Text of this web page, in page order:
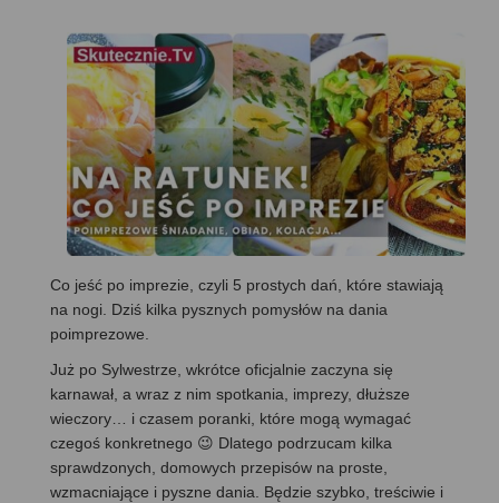
Co jeść po imprezie, czyli 5 prostych dań, które stawiają
na nogi. Dziś kilka pysznych pomysłów na dania
poimprezowe.
Już po Sylwestrze, wkrótce oficjalnie zaczyna się
karnawał, a wraz z nim spotkania, imprezy, dłuższe
wieczory… i czasem poranki, które mogą wymagać
czegoś konkretnego 😉 Dlatego podrzucam kilka
sprawdzonych, domowych przepisów na proste,
wzmacniające i pyszne dania. Będzie szybko, treściwie i